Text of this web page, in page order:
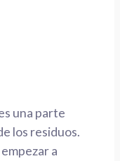
una parte
los residuos.
a